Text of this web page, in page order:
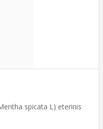
spicata L) eterinis